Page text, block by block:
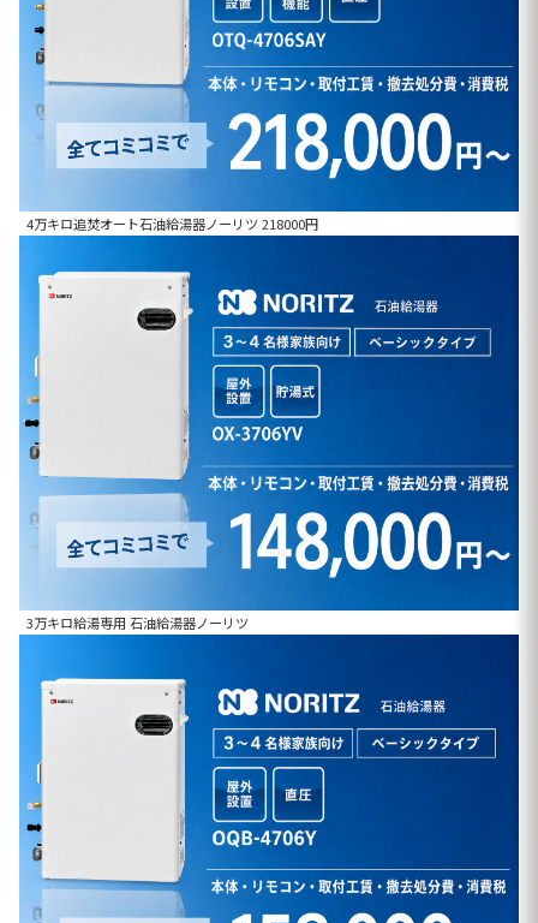
4万キロ追焚オート石油給湯器ノーリツ 218000円
3万キロ給湯専用 石油給湯器ノーリツ